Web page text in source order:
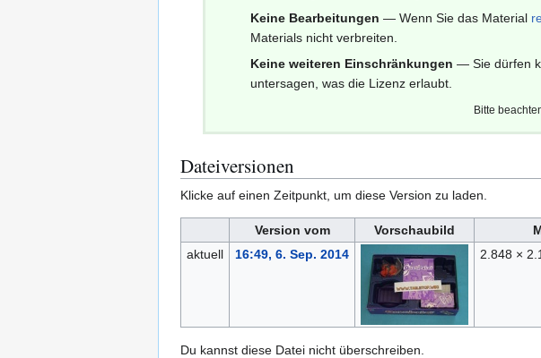
Keine Bearbeitungen — Wenn Sie das Material
Materials nicht verbreiten.
Keine weiteren Einschränkungen — Sie dürfen
untersagen, was die Lizenz erlaubt.
Bitte
Dateiversionen
Klicke auf einen Zeitpunkt, um diese Version zu laden.
Version vom Vorschaubild
aktuell
16:49, 6. Sep. 2014 2.848 ×
Du kannst diese Datei nicht überschreiben.